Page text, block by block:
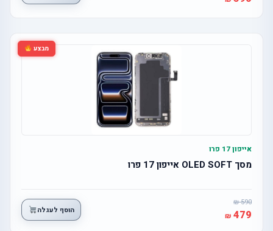
מבצע
אייפון 17 פרו
מסך OLED SOFT אייפון 17 פרו
590
479 הוסף לעגלה